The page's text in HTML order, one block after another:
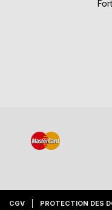
CGV PROTECTION DES